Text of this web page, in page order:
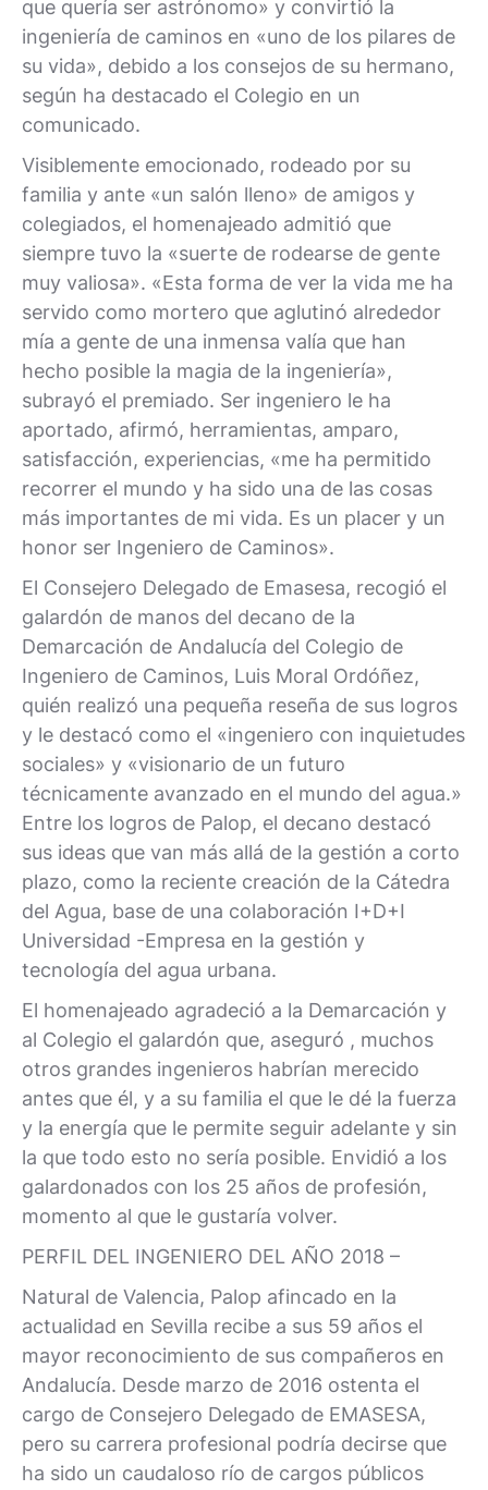
que quería ser astrónomo» y convirtió la
ingeniería de caminos en «uno de los pilares de
su vida», debido a los consejos de su hermano,
según ha destacado el Colegio en un
comunicado.
Visiblemente emocionado, rodeado por su
familia y ante «un salón lleno» de amigos y
colegiados, el homenajeado admitió que
siempre tuvo la «suerte de rodearse de gente
muy valiosa». «Esta forma de ver la vida me ha
servido como mortero que aglutinó alrededor
mía a gente de una inmensa valía que han
hecho posible la magia de la ingeniería»,
subrayó el premiado. Ser ingeniero le ha
aportado, afirmó, herramientas, amparo,
satisfacción, experiencias, «me ha permitido
recorrer el mundo y ha sido una de las cosas
más importantes de mi vida. Es un placer y un
honor ser Ingeniero de Caminos».
El Consejero Delegado de Emasesa, recogió el
galardón de manos del decano de la
Demarcación de Andalucía del Colegio de
Ingeniero de Caminos, Luis Moral Ordóñez,
quién realizó una pequeña reseña de sus logros
y le destacó como el «ingeniero con inquietudes
sociales» y «visionario de un futuro
técnicamente avanzado en el mundo del agua.»
Entre los logros de Palop, el decano destacó
sus ideas que van más allá de la gestión a corto
plazo, como la reciente creación de la Cátedra
del Agua, base de una colaboración I+D+I
Universidad -Empresa en la gestión y
tecnología del agua urbana.
El homenajeado agradeció a la Demarcación y
al Colegio el galardón que, aseguró , muchos
otros grandes ingenieros habrían merecido
antes que él, y a su familia el que le dé la fuerza
y la energía que le permite seguir adelante y sin
la que todo esto no sería posible. Envidió a los
galardonados con los 25 años de profesión,
momento al que le gustaría volver.
PERFIL DEL INGENIERO DEL AÑO 2018 –
Natural de Valencia, Palop afincado en la
actualidad en Sevilla recibe a sus 59 años el
mayor reconocimiento de sus compañeros en
Andalucía. Desde marzo de 2016 ostenta el
cargo de Consejero Delegado de EMASESA,
pero su carrera profesional podría decirse que
ha sido un caudaloso río de cargos públicos